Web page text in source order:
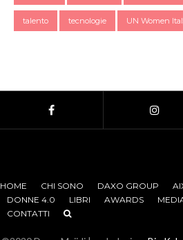
talento tecnologie UN Women
HOME CHI SONO DAXO GROUP
DONNE 4.0
LIBRI AWARDS
CONTATTI